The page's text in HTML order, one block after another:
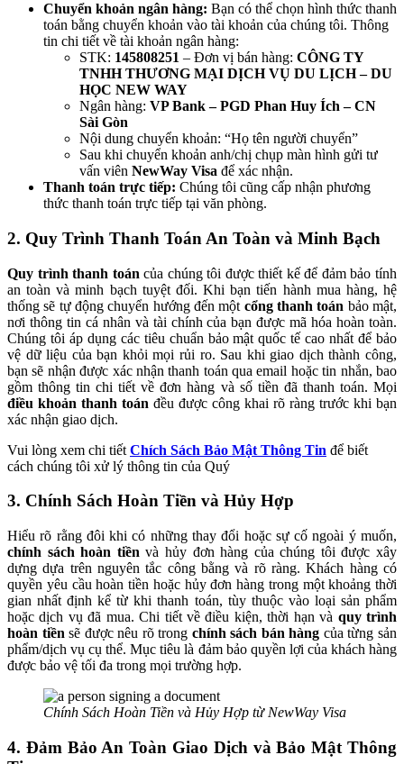
Chuyển khoản ngân hàng: Bạn có thể chọn hình thức thanh
toán bằng chuyển khoản vào tài khoản của chúng tôi. Thông
tin chi tiết về tài khoản ngân hàng:
STK: 145808251 – Đơn vị bán hàng: CÔNG TY
TNHH THƯƠNG MẠI DỊCH VỤ DU LỊCH – DU
HỌC NEW WAY
Ngân hàng: VP Bank – PGD Phan Huy Ích – CN
Sài Gòn
Nội dung chuyển khoản: “Họ tên người chuyển”
Sau khi chuyển khoản anh/chị chụp màn hình gửi tư
vấn viên NewWay Visa để xác nhận.
Thanh toán trực tiếp: Chúng tôi cũng cấp nhận phương
thức thanh toán trực tiếp tại văn phòng.
2. Quy Trình Thanh Toán An Toàn và Minh Bạch
Quy trình thanh toán của chúng tôi được thiết kế để đảm bảo tính
an toàn và minh bạch tuyệt đối. Khi bạn tiến hành mua hàng, hệ
thống sẽ tự động chuyển hướng đến một cổng thanh toán bảo mật,
nơi thông tin cá nhân và tài chính của bạn được mã hóa hoàn toàn.
Chúng tôi áp dụng các tiêu chuẩn bảo mật quốc tế cao nhất để bảo
vệ dữ liệu của bạn khỏi mọi rủi ro. Sau khi giao dịch thành công,
bạn sẽ nhận được xác nhận thanh toán qua email hoặc tin nhắn, bao
gồm thông tin chi tiết về đơn hàng và số tiền đã thanh toán. Mọi
điều khoản thanh toán đều được công khai rõ ràng trước khi bạn
xác nhận giao dịch.
Vui lòng xem chi tiết Chích Sách Bảo Mật Thông Tin để biết
cách chúng tôi xử lý thông tin của Quý
3. Chính Sách Hoàn Tiền và Hủy Hợp
Hiểu rõ rằng đôi khi có những thay đổi hoặc sự cố ngoài ý muốn,
chính sách hoàn tiền và hủy đơn hàng của chúng tôi được xây
dựng dựa trên nguyên tắc công bằng và rõ ràng. Khách hàng có
quyền yêu cầu hoàn tiền hoặc hủy đơn hàng trong một khoảng thời
gian nhất định kể từ khi thanh toán, tùy thuộc vào loại sản phẩm
hoặc dịch vụ đã mua. Chi tiết về điều kiện, thời hạn và quy trình
hoàn tiền sẽ được nêu rõ trong chính sách bán hàng của từng sản
phẩm/dịch vụ cụ thể. Mục tiêu là đảm bảo quyền lợi của khách hàng
được bảo vệ tối đa trong mọi trường hợp.
Chính Sách Hoàn Tiền và Hủy Hợp từ NewWay Visa
4. Đảm Bảo An Toàn Giao Dịch và Bảo Mật Thông